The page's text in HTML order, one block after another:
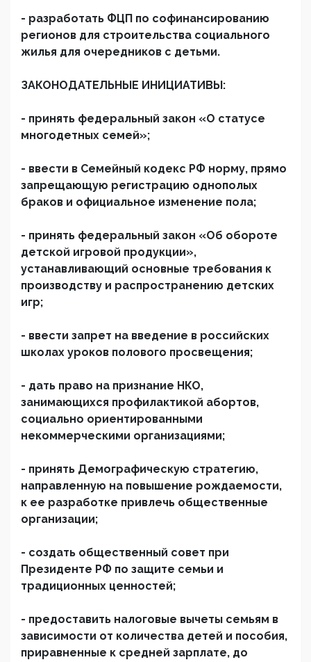
- разработать ФЦП по софинансированию
регионов для строительства социального
жилья для очередников с детьми.
ЗАКОНОДАТЕЛЬНЫЕ ИНИЦИАТИВЫ:
- принять федеральный закон «О статусе
многодетных семей»;
- ввести в Семейный кодекс РФ норму, прямо
запрещающую регистрацию однополых
браков и официальное изменение пола;
- принять федеральный закон «Об обороте
детской игровой продукции»,
устанавливающий основные требования к
производству и распространению детских
игр;
- ввести запрет на введение в российских
школах уроков полового просвещения;
- дать право на признание НКО,
занимающихся профилактикой абортов,
социально ориентированными
некоммерческими организациями;
- принять Демографическую стратегию,
направленную на повышение рождаемости,
к ее разработке привлечь общественные
организации;
- создать общественный совет при
Президенте РФ по защите семьи и
традиционных ценностей;
- предоставить налоговые вычеты семьям в
зависимости от количества детей и пособия,
приравненные к средней зарплате, до